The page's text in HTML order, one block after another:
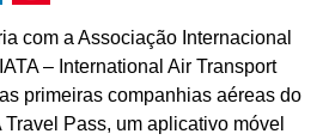
Pinterest
com a Associação Internacional
– International Air Transport
primeiras companhias aéreas do
Travel Pass, um aplicativo móvel